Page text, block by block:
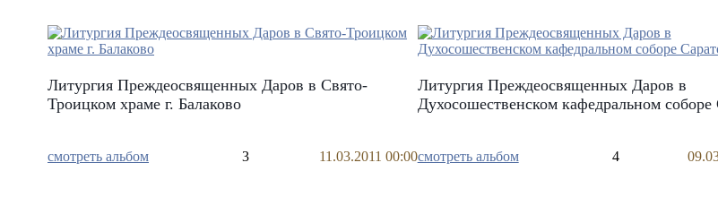
Литургия Преждеосвященных Даров в Свято-
Троицком храме г. Балаково
смотреть альбом 3 11.03.2011 00:00
Литургия Преждеосвященных Даров в
Духосошественском кафедральном соборе
смотреть альбом 4